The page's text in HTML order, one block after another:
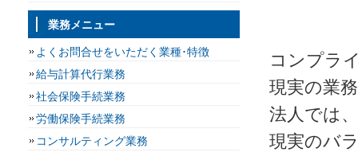
コンプラ
現実の業
法人では
現実のバ
業務メニュー
よくお問合せをいただく業種･特徴
給与計算代行業務
社会保険手続業務
労働保険手続業務
コンサルティング業務